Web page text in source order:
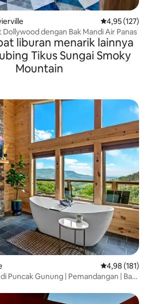
Nilai rata-rata
4,95 (127)
dengan Bak Mandi Air Panas
liburan menarik lainnya
Tikus Sungai Smoky
Mountain
Nilai rata-rata
4,98 (181)
Puncak Gunung | Pemandangan | Bak